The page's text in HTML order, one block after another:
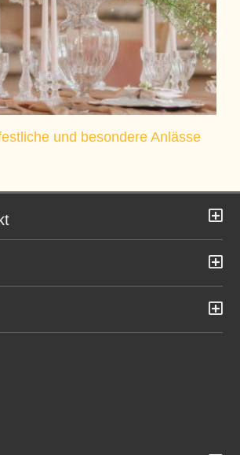
und besondere Anlässe